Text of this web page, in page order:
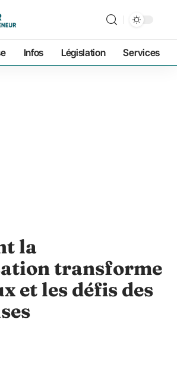
Infos Législation Services
la
transforme
et les défis des